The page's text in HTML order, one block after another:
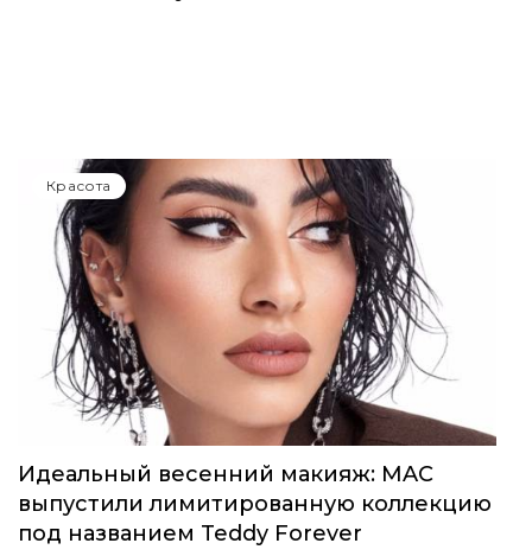
Красота
Идеальный весенний макияж: MAC
выпустили лимитированную коллекцию
под названием Teddy Forever